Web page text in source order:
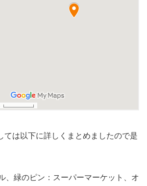
ては以下に詳しくまとめましたので是
、緑のピン：スーパーマーケット、オ